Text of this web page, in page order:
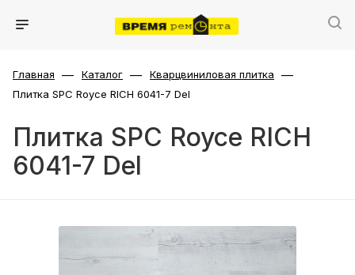
Главная — Каталог — Кварцвиниловая плитка —
Плитка SPC Royce RICH 6041-7 Del
Плитка SPC Royce RICH
6041-7 Del